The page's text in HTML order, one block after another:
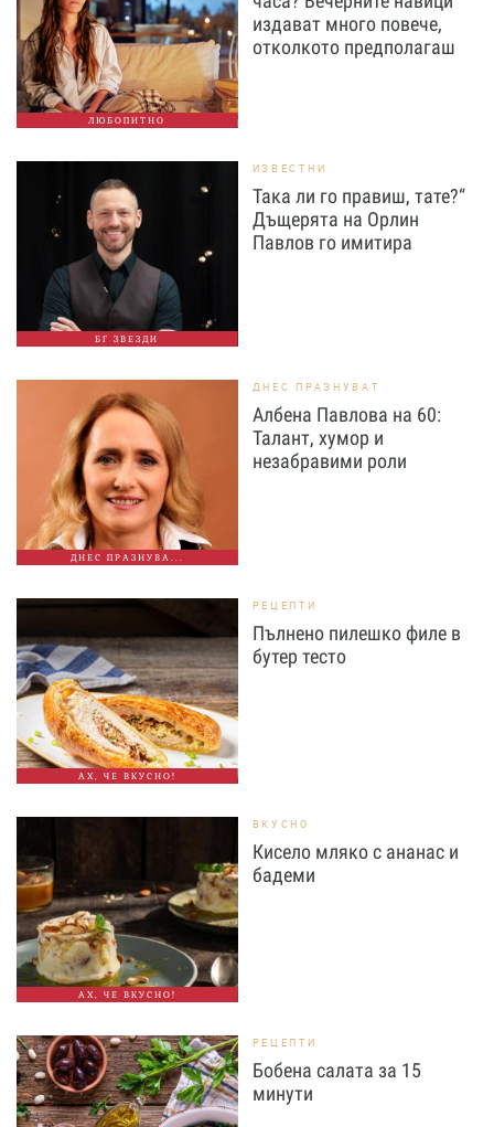
ЛЮБОПИТНО
издават много повече,
отколкото предполагаш
БГ ЗВЕЗДИ
ИЗВЕСТНИ
Така ли го правиш, тате?“
Дъщерята на Орлин
Павлов го имитира
ДНЕС ПРАЗНУВА...
ДНЕС ПРАЗНУВАТ
Албена Павлова на 60:
Талант, хумор и
незабравими роли
АХ, ЧЕ ВКУСНО!
РЕЦЕПТИ
Пълнено пилешко филе в
бутер тесто
АХ, ЧЕ ВКУСНО!
ВКУСНО
Кисело мляко с ананас и
бадеми
РЕЦЕПТИ
Бобена салата за 15
минути